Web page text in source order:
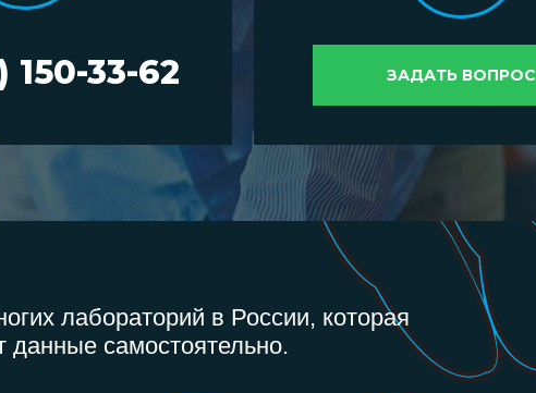
150-33-62 ЗАДАТЬ ВОПРОС
лабораторий в России, которая
данные самостоятельно.